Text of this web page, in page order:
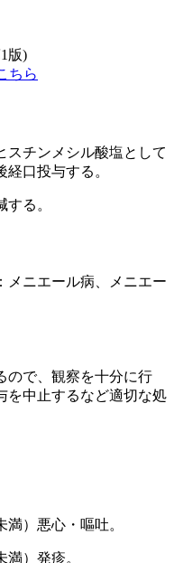
版)
ちら
スチンメシル酸塩として
口投与する。
る。
メニエール病、メニエー
ので、観察を十分に行
を中止するなど適切な処
）悪心・嘔吐。
）発疹。